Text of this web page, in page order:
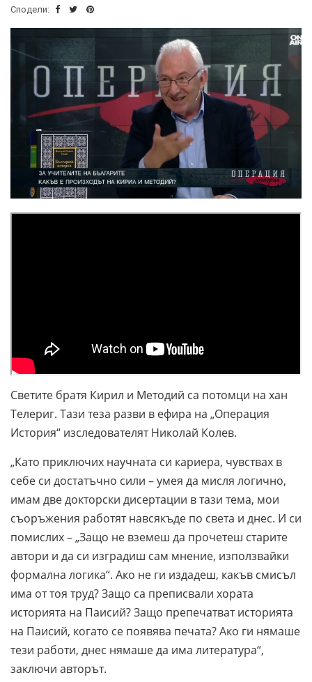
Сподели:
Светите братя Кирил и Методий са потомци на хан
Телериг. Тази теза разви в ефира на „Операция
История“ изследователят Николай Колев.
„Като приключих научната си кариера, чувствах в
себе си достатъчно сили – умея да мисля логично,
имам две докторски дисертации в тази тема, мои
съоръжения работят навсякъде по света и днес. И си
помислих – „Защо не вземеш да прочетеш старите
автори и да си изградиш сам мнение, използвайки
формална логика“. Ако не ги издадеш, какъв смисъл
има от тоя труд? Защо са преписвали хората
историята на Паисий? Защо препечатват историята
на Паисий, когато се появява печата? Ако ги нямаше
тези работи, днес нямаше да има литература“,
заключи авторът.